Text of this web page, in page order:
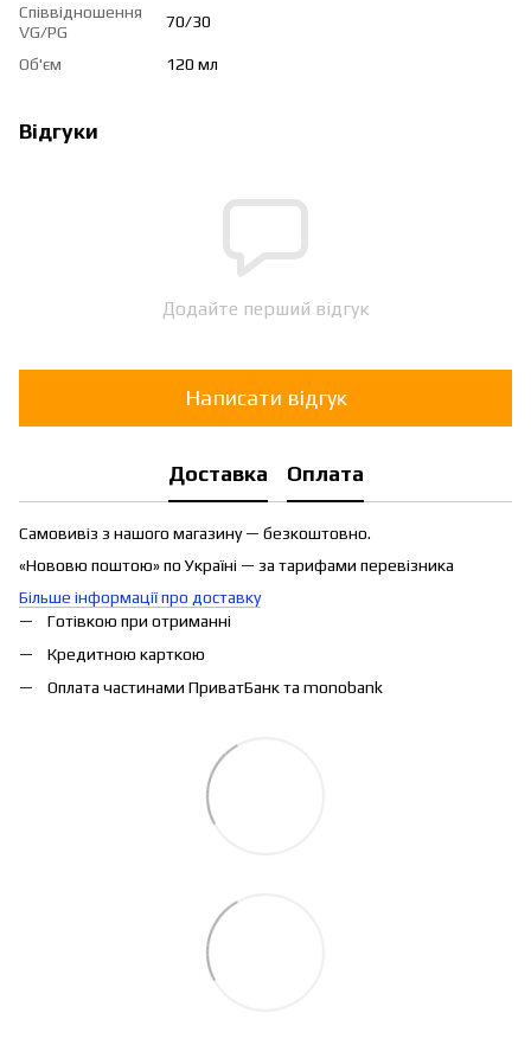
Співвідношення
VG/PG
70/30
Об'єм 120 мл
Відгуки
Додайте перший відгук
Написати відгук
Доставка Оплата
Самовивіз з нашого магазину — безкоштовно.
«Нововю поштою» по Україні — за тарифами перевізника
Більше інформації про доставку
Готівкою при отриманні
Кредитною карткою
Оплата частинами ПриватБанк та monobank